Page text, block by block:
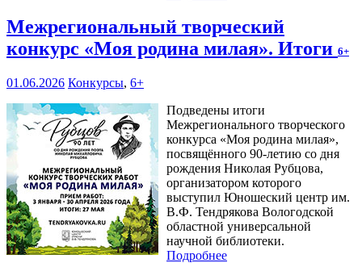
Межрегиональный творческий
конкурс «Моя родина милая». Итоги 6+
01.06.2026 Конкурсы, 6+
Подведены итоги
Межрегионального творческого
конкурса «Моя родина милая»,
посвящённого 90-летию со дня
рождения Николая Рубцова,
организатором которого
выступил Юношеский центр им.
В.Ф. Тендрякова Вологодской
областной универсальной
научной библиотеки.
Подробнее